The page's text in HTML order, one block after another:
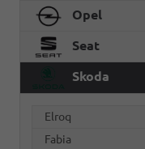
Opel
Seat
Skoda
Elroq
Fabia